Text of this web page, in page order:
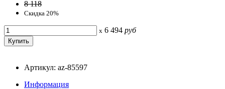
8 118
Скидка 20%
x 6 494 руб
Артикул: az-85597
Информация